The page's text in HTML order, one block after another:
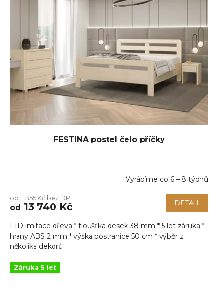
FESTINA postel čelo příčky
produktu
je
z
5
hvězdiček.
Vyrábíme do 6 – 8 týdnů
od 11 355 Kč bez DPH
od 13 740 Kč DETAIL
LTD imitace dřeva * tloušťka desek 38 mm * 5 let záruka *
hrany ABS 2 mm * výška postranice 50 cm * výběr z
několika dekorů
Záruka 5 let